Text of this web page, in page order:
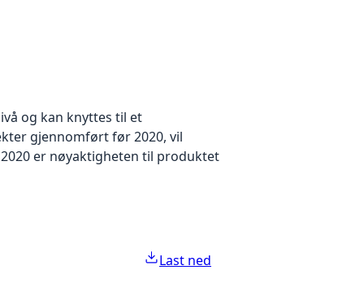
og kan knyttes til et
gjennomført før 2020, vil
er nøyaktigheten til produktet
Last ned